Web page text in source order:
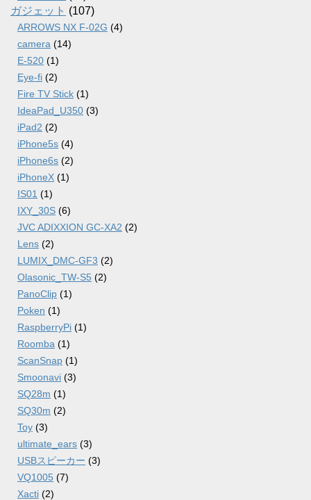
ガジェット (107)
ARROWS NX F-02G (4)
camera (14)
E-520 (1)
Eye-fi (2)
Fire TV Stick (1)
IdeaPad_U350 (3)
iPad2 (2)
iPhone5s (4)
iPhone6s (2)
iPhoneX (1)
IS01 (1)
IXY_30S (6)
JVC ADIXXION GC-XA2 (2)
Lens (2)
LUMIX_DMC-GF3 (2)
Olasonic_TW-S5 (2)
PanoClip (1)
Poken (1)
RaspberryPi (1)
Roomba (1)
ScanSnap (1)
Smoonavi (3)
SQ28m (1)
SQ30m (2)
Toy (3)
ultimate_ears (3)
USBスピーカー (3)
VQ1005 (7)
Xacti (2)